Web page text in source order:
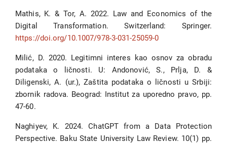
Mathis, K. & Tor, A. 2022. Law and Economics of the
Digital Transformation. Switzerland: Springer.
https://doi.org/10.1007/978-3-031-25059-0
Milić, D. 2020. Legitimni interes kao osnov za obradu
podataka o ličnosti. U: Andonović, S., Prlja, D. &
Diligenski, A. (ur.), Zaštita podataka o ličnosti u Srbiji:
zbornik radova. Beograd: Institut za uporedno pravo, pp.
47-60.
Naghiyev, K. 2024. ChatGPT from a Data Protection
Perspective. Baku State University Law Review. 10(1) pp.